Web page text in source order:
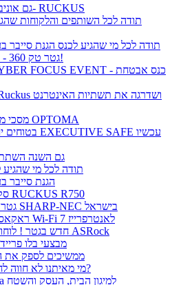
גם אוניברסיטת אריאל בחרה ב- RUCKUS
תודה לכל השותפים והלקוחות
תודה לכל מי שהגיע לכנס הגנת סייבר
גטר טק 360 - עולם שלם של פתרונות!
מסכי מגע אינטראקטיביים של OPTOMA
גם השנה
תודה לכל מי שהגיע
הגנת סייבר
סקירת וידאו אקסס פוינט RUCKUS R750
גטר החלה לשווק את מוצרי SHARP-NEC בישראל
ראקאס מובילה את טכנולוגיית Wi-Fi 7 לאנטרפרייז
חדש בגטר ! לוחות אם למחשבים ממותג ASRock
מבצעי בלו
ממשיכים לספק את
מי מאיתנו לא חווה לחץ או חרדה עקב המצב?
מצלמות אבטחה Dahua למיגון הבית, העסק והשטח